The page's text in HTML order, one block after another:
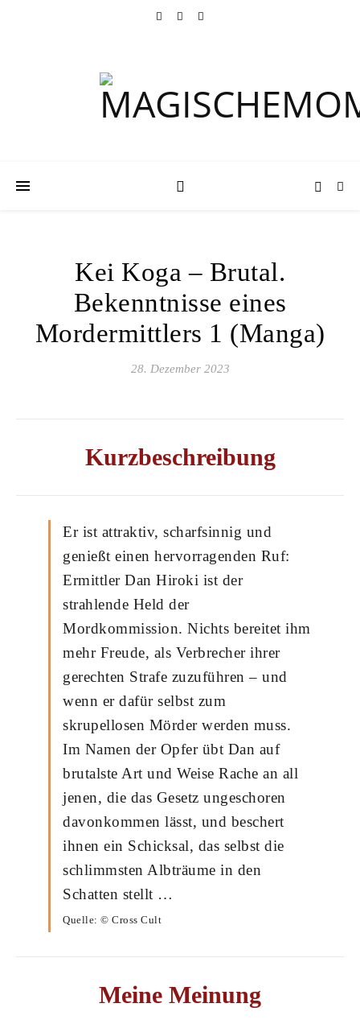
Kei Koga – Brutal.
Bekenntnisse eines
Mordermittlers 1 (Manga)
28. Dezember 2023
Kurzbeschreibung
Er ist attraktiv, scharfsinnig und
genießt einen hervorragenden Ruf:
Ermittler Dan Hiroki ist der
strahlende Held der
Mordkommission. Nichts bereitet ihm
mehr Freude, als Verbrecher ihrer
gerechten Strafe zuzuführen – und
wenn er dafür selbst zum
skrupellosen Mörder werden muss.
Im Namen der Opfer übt Dan auf
brutalste Art und Weise Rache an all
jenen, die das Gesetz ungeschoren
davonkommen lässt, und beschert
ihnen ein Schicksal, das selbst die
schlimmsten Albträume in den
Schatten stellt …
Quelle: © Cross Cult
Meine Meinung